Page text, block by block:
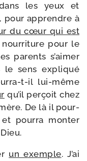
les yeux et
pour apprendre à
du cœur qui est
nour­ri­ture pour le
parents s’ai­mer
le sens expli­qué
​t-​il lui-​même
qu’il per­çoit chez
De là il pour­
pour­ra mon­ter
un exemple. J’ai